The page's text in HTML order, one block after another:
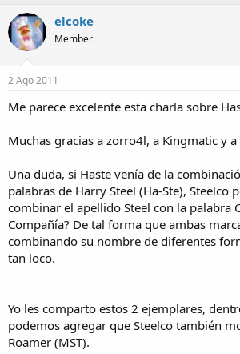
elcoke
Member
2 Ago 2011
Me parece excelente esta charla sobre
Muchas gracias a zorro4l, a Kingmatic y
Una duda, si Haste venía de la
palabras de Harry Steel (Ha-Ste), Steelco
combinar el apellido Steel con la palabra
Compañía? De tal forma que ambas
combinando su nombre de diferentes
tan loco.
Yo les comparto estos 2 ejemplares,
podemos agregar que Steelco también
Roamer (MST).